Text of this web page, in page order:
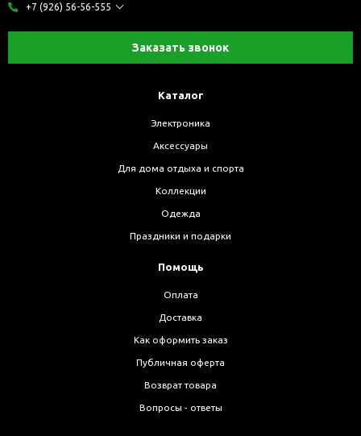
+7 (926) 56-56-555
Заказать звонок
Каталог
Электроника
Аксессуары
Для дома отдыха и спорта
Коллекции
Одежда
Праздники и подарки
Помощь
Оплата
Доставка
Как оформить заказ
Публичная оферта
Возврат товара
Вопросы - ответы